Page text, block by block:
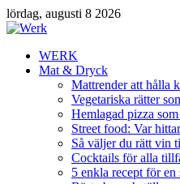
lördag, augusti 8 2026
WERK
Mat & Dryck
Mattrender att hålla
Vegetariska rätter
Hemlagad pizza
Street food: Var
Så väljer du rätt vin
Cocktails för alla
5 enkla recept för en